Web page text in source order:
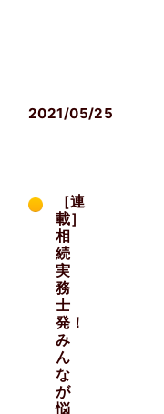
2021/05/25
［連
載］
相
続
実
務
士
発！
み
ん
な
が
悩